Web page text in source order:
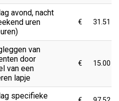
avond, nacht
uren
€ 31.51
van
door
van een
lapje
€ 15.00
specifieke